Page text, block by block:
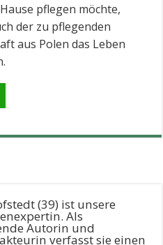
pflegen möchte,
der zu pflegenden
aus Polen das Leben
(39) ist unsere
Als
Autorin und
verfasst sie einen